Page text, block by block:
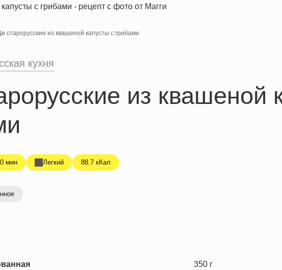
старорусские из квашеной капусты с грибами
кухня
из квашеной
мин Легкий 88.7 кКал
350 г